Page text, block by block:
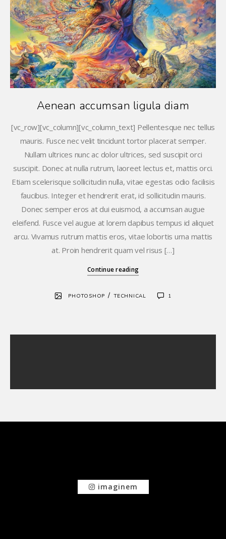
Aenean accumsan ligula diam
[vc_row][vc_column][vc_column_text] Pellentesque nec tellus
mauris. Fusce nec velit tincidunt tortor placerat semper.
Nullam ultrices nunc ac dolor ultrices, sed suscipit orci
suscipit. Donec at nulla rutrum, laoreet lectus et, mattis orci.
Etiam scelerisque sollicitudin nulla, vitae egestas odio facilisis
faucibus. Integer et hendrerit erat, id sollicitudin mauris.
Donec semper eros at dui euismod, a accumsan augue
eleifend. Fusce vel augue at lorem dapibus tempus id aliquet
arcu. Vivamus rutrum mattis eros, vitae lobortis urna mattis
at. Proin hendrerit quam vel risus […]
Continue reading
PHOTOSHOP /TECHNICAL 1
imaginem